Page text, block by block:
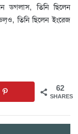
তিনি ছিলেন
তিনি ছিলেন ইংরেজ
62
SHARES